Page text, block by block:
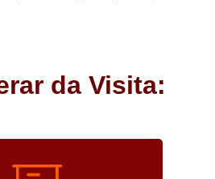
da Visita: